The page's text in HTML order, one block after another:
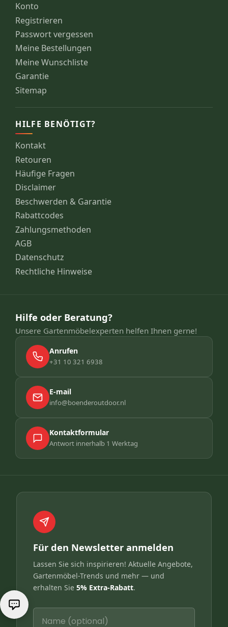
Konto
Registrieren
Passwort vergessen
Meine Bestellungen
Meine Wunschliste
Garantie
Sitemap
HILFE BENÖTIGT?
Kontakt
Retouren
Häufige Fragen
Disclaimer
Beschwerden & Garantie
Rabattcodes
Zahlungsmethoden
AGB
Datenschutz
Rechtliche Hinweise
Hilfe oder Beratung?
Unsere Gartenmöbelexperten helfen Ihnen gerne!
Anrufen
+31 10 321 6938
E-mail
info@boenderoutdoor.nl
Kontaktformular
Antwort innerhalb 1 Werktag
Für den Newsletter anmelden
Lassen Sie sich inspirieren! Aktuelle Angebote,
Gartenmöbel-Trends und mehr — und
erhalten Sie 5% Extra-Rabatt.